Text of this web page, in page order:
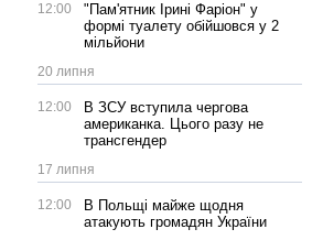
12:00
"Пам'ятник Ірині Фаріон" у
формі туалету обійшовся у 2
мільйони
20 липня
12:00
В ЗСУ вступила чергова
американка. Цього разу не
трансгендер
17 липня
12:00
В Польщі майже щодня
атакують громадян України